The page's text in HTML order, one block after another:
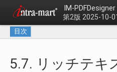
IM-
第2版 2025-10-
目次
5.7. リッチテキ